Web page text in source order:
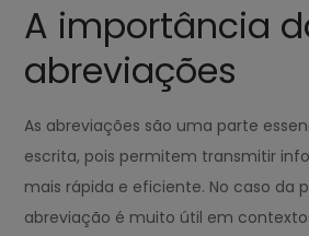
A importância
abreviações
As abreviações são uma parte
escrita, pois permitem transmitir
mais rápida e eficiente. No caso da
abreviação é muito útil em